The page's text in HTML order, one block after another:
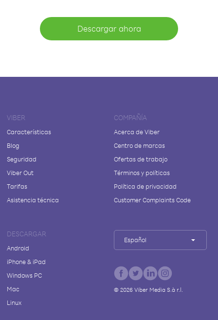
Descargar ahora
VIBER
Características
Blog
Seguridad
Viber Out
Tarifas
Asistencia técnica
COMPAÑÍA
Acerca de Viber
Centro de marcas
Ofertas de trabajo
Términos y políticas
Política de privacidad
Customer Complaints Code
DESCARGAR
Android
iPhone & iPad
Windows PC
Mac
Linux
Español
© 2026Viber Media S.à r.l.